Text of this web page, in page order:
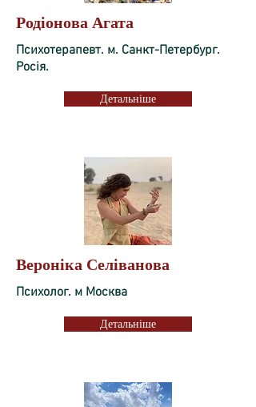
Родіонова Агата
Психотерапевт. м. Санкт-Петербург.
Росія.
Детальніше
Вероніка Селіванова
Психолог. м Москва
Детальніше